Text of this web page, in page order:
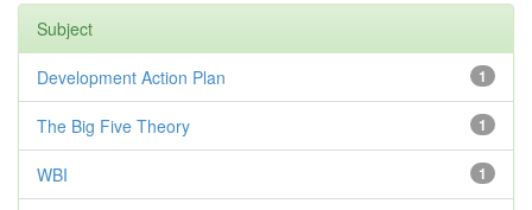
Subject
1
Development Action Plan
1
The Big Five Theory
1
WBI